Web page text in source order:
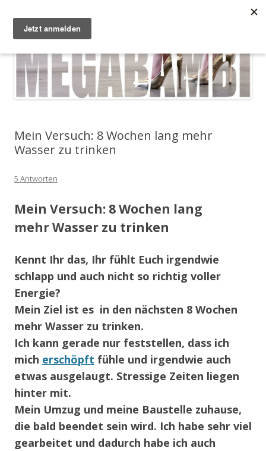
Megabambi
Mein Versuch: 8 Wochen lang mehr
Wasser zu trinken
5 Antworten
Mein Versuch: 8 Wochen lang
mehr Wasser zu trinken
Kennt Ihr das, Ihr fühlt Euch irgendwie
schlapp und auch nicht so richtig voller
Energie?
Mein Ziel ist es in den nächsten 8 Wochen
mehr Wasser zu trinken.
Ich kann gerade nur feststellen, dass ich
mich erschöpft fühle und irgendwie auch
etwas ausgelaugt. Stressige Zeiten liegen
hinter mit.
Mein Umzug und meine Baustelle zuhause,
die bald beendet sein wird. Ich habe sehr viel
gearbeitet und dadurch habe ich auch